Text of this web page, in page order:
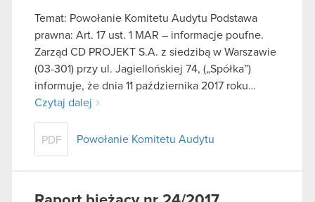
Temat: Powołanie Komitetu Audytu Podstawa
prawna: Art. 17 ust. 1 MAR – informacje poufne.
Zarząd CD PROJEKT S.A. z siedzibą w Warszawie
(03-301) przy ul. Jagiellońskiej 74, („Spółka”)
informuje, że dnia 11 października 2017 roku…
Czytaj dalej
PDF Powołanie Komitetu Audytu